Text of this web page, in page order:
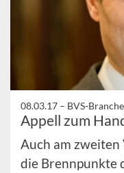
08.03.17 – BVS-
Appell zum
Auch am
die Brennpunkte